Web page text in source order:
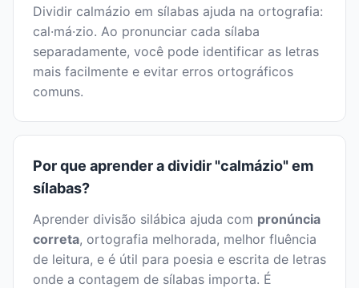
Dividir calmázio em sílabas ajuda na ortografia:
cal·má·zio. Ao pronunciar cada sílaba
separadamente, você pode identificar as letras
mais facilmente e evitar erros ortográficos
comuns.
Por que aprender a dividir "calmázio" em
sílabas?
Aprender divisão silábica ajuda com pronúncia
correta, ortografia melhorada, melhor fluência
de leitura, e é útil para poesia e escrita de letras
onde a contagem de sílabas importa. É